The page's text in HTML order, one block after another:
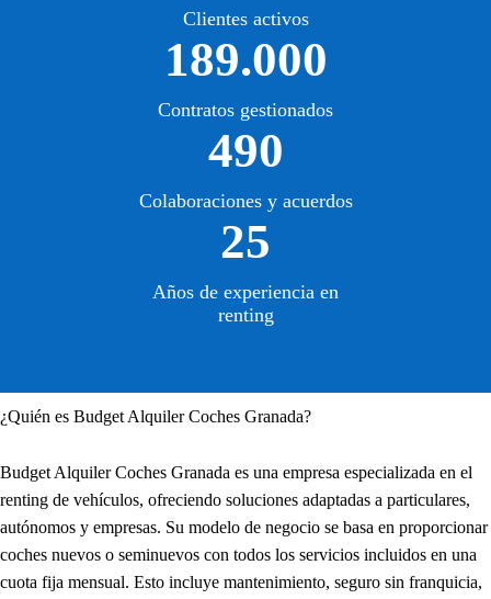
Clientes activos
189.000
Contratos gestionados
490
Colaboraciones y acuerdos
25
Años de experiencia en
renting
¿Quién es Budget Alquiler Coches Granada?
Budget Alquiler Coches Granada es una empresa especializada en el
renting de vehículos, ofreciendo soluciones adaptadas a particulares,
autónomos y empresas. Su modelo de negocio se basa en proporcionar
coches nuevos o seminuevos con todos los servicios incluidos en una
cuota fija mensual. Esto incluye mantenimiento, seguro sin franquicia,